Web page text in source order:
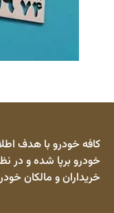
کافه خودرو با هدف
خودرو برپا شده و در
خریداران و مالکان